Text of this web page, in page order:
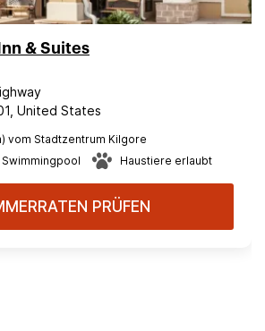
& Suites
United States
vom Stadtzentrum Kilgore
Swimmingpool Haustiere erlaubt
PRÜFEN